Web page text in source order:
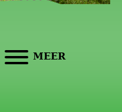
MEER